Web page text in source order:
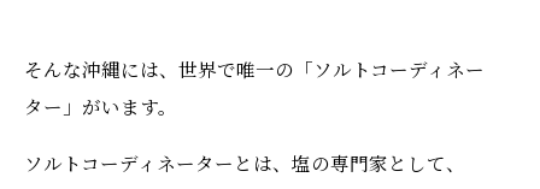
そんな沖縄には、世界で唯一の「ソルトコーディネー
ター」がいます。
ソルトコーディネーターとは、塩の専門家として、